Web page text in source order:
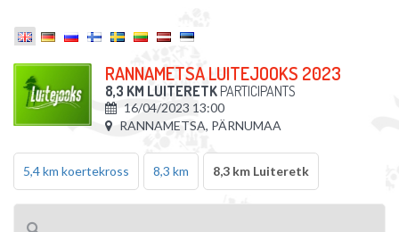
RANNAMETSA LUITEJOOKS 2023
8,3 KM LUITERETK PARTICIPANTS
16/04/2023 13:00
RANNAMETSA, PÄRNUMAA
5,4 km koertekross 8,3 km 8,3 km Luiteretk